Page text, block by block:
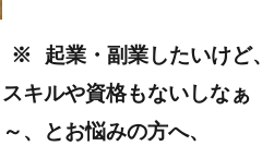
※ 起業・副業したいけど、
スキルや資格もないしなぁ
～、とお悩みの方へ、